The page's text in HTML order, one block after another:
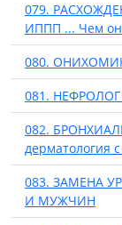
079.
ИППП ... Чем
080.
081.
082.
дерматология
083. ЗАМЕНА
И МУЖЧИН